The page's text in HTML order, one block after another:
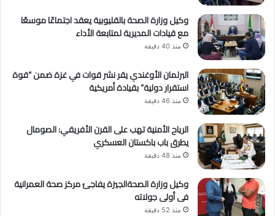
وكيل وزارة الصحة بالقليوبية يعقد اجتماعًا موسعًا
مع قيادات المديرية لمتابعة الأداء
منذ 40 دقيقة
البرلمان الأوغندي يقر نشر قوات في غزة ضمن “قوة
استقرار دولية” بقيادة أمريكية
منذ 46 دقيقة
الرياح الأمنية تهب على القرن الأفريقي: الصومال
يطرق باب باكستان العسكري
منذ 48 دقيقة
وكيل وزارة الصحةالجيزة يفاجئ مركز صحة العمرانية
فى أولى جولاته
منذ 52 دقيقة